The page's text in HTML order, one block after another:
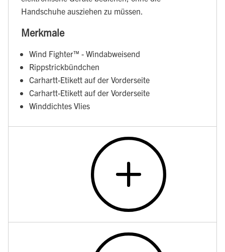
Handschuhe ausziehen zu müssen.
Merkmale
Wind Fighter™ - Windabweisend
Rippstrickbündchen
Carhartt-Etikett auf der Vorderseite
Carhartt-Etikett auf der Vorderseite
Winddichtes Vlies